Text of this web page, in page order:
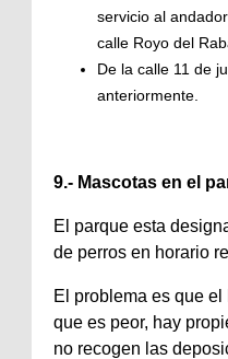
servicio al
calle Royo del
De la calle 11 de
anteriormente.
9.- Mascotas en el
El parque esta
de perros en horario
El problema es que
que es peor, hay
no recogen las